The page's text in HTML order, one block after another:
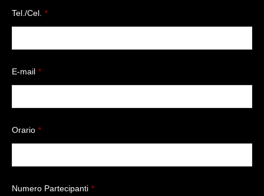
Tel./Cel. *
E-mail *
Orario *
Numero Partecipanti *